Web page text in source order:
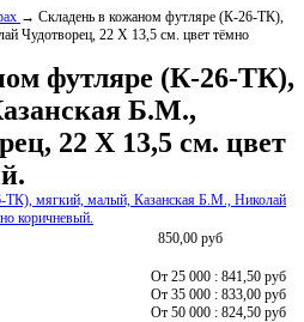
→ Складень в кожаном футляре (К-26-ТК),
Чудотворец, 22 Х 13,5 см. цвет тёмно
футляре (К-26-ТК),
Б.М.,
22 Х 13,5 см. цвет
850,00 руб
От 25 000 : 841,50 руб
От 35 000 : 833,00 руб
От 50 000 : 824,50 руб